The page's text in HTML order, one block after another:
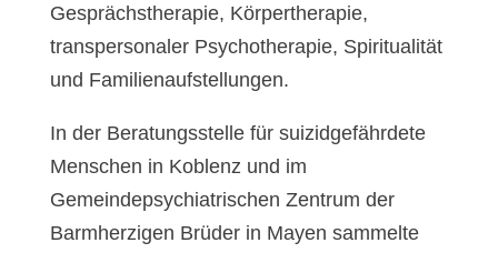
Gesprächstherapie, Körpertherapie,
transpersonaler Psychotherapie, Spiritualität
und Familienaufstellungen.
In der Beratungsstelle für suizidgefährdete
Menschen in Koblenz und im
Gemeindepsychiatrischen Zentrum der
Barmherzigen Brüder in Mayen sammelte